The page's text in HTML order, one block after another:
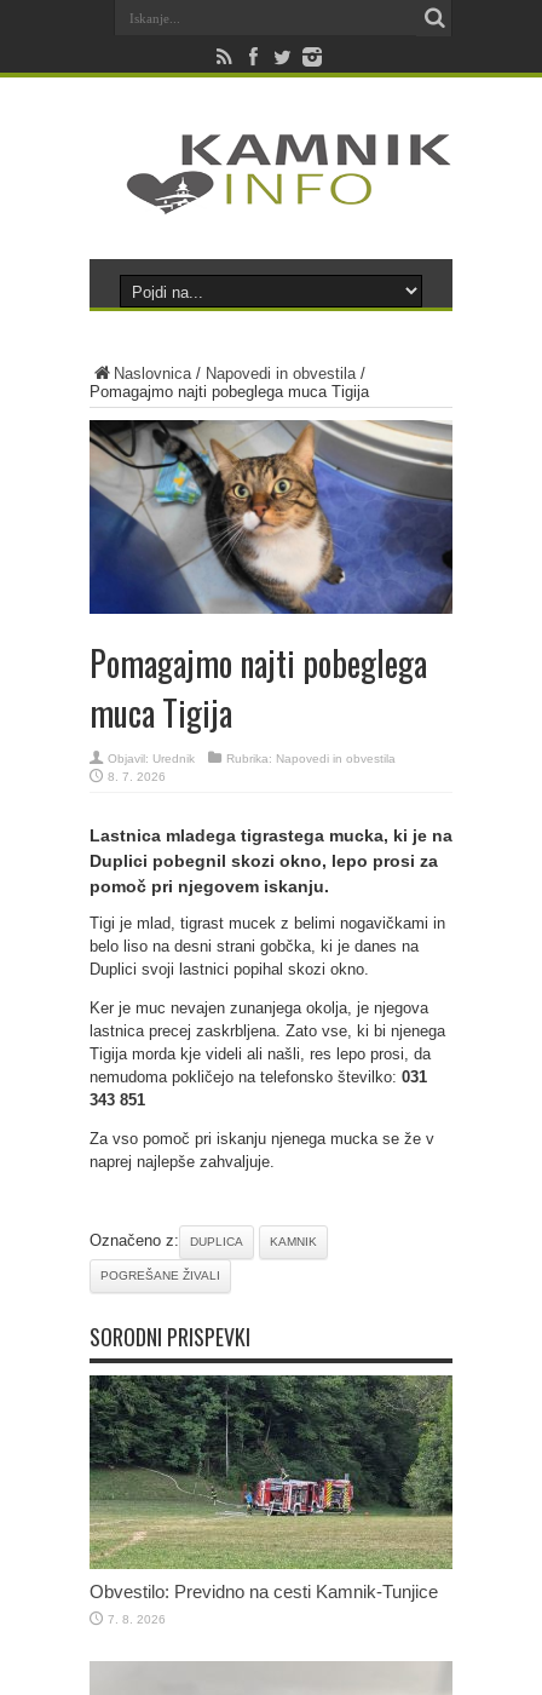
Naslovnica/ Napovedi in obvestila/
Pomagajmo najti pobeglega muca Tigija
Pomagajmo najti pobeglega
muca Tigija
Objavil: Urednik Rubrika: Napovedi in obvestila
8. 7. 2026
Lastnica mladega tigrastega mucka, ki je na
Duplici pobegnil skozi okno, lepo prosi za
pomoč pri njegovem iskanju.
Tigi je mlad, tigrast mucek z belimi nogavičkami in
belo liso na desni strani gobčka, ki je danes na
Duplici svoji lastnici popihal skozi okno.
Ker je muc nevajen zunanjega okolja, je njegova
lastnica precej zaskrbljena. Zato vse, ki bi njenega
Tigija morda kje videli ali našli, res lepo prosi, da
nemudoma pokličejo na telefonsko številko: 031
343 851
Za vso pomoč pri iskanju njenega mucka se že v
naprej najlepše zahvaljuje.
Označeno z: DUPLICA KAMNIK
POGREŠANE ŽIVALI
SORODNI PRISPEVKI
Obvestilo: Previdno na cesti Kamnik-Tunjice
7. 8. 2026